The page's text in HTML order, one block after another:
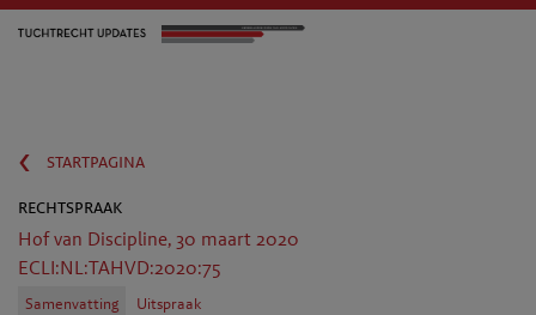
‹
startpagina
rechtspraak
Hof van Discipline, 30 maart 2020
ECLI:NL:TAHVD:2020:75
Samenvatting Uitspraak